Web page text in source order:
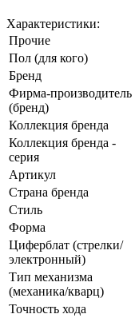
Характеристики:
Прочие
Пол (для кого)
Бренд
Фирма-производитель
(бренд)
Коллекция бренда
Коллекция бренда -
серия
Артикул
Страна бренда
Стиль
Форма
Циферблат (стрелки/
электронный)
Тип механизма
(механика/кварц)
Точность хода